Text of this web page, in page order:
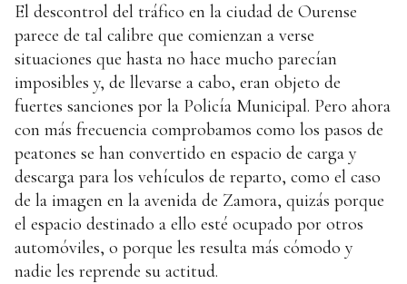
El descontrol del tráfico en la ciudad de Ourense
parece de tal calibre que comienzan a verse
situaciones que hasta no hace mucho parecían
imposibles y, de llevarse a cabo, eran objeto de
fuertes sanciones por la Policía Municipal. Pero ahora
con más frecuencia comprobamos como los pasos de
peatones se han convertido en espacio de carga y
descarga para los vehículos de reparto, como el caso
de la imagen en la avenida de Zamora, quizás porque
el espacio destinado a ello esté ocupado por otros
automóviles, o porque les resulta más cómodo y
nadie les reprende su actitud.